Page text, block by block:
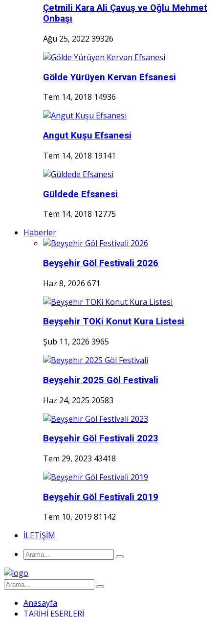
Çetmili Kara Ali Çavuş ve Oğlu Mehmet
Onbaşı
Ağu 25, 2022 39326
Gölde Yürüyen Kervan Efsanesi
Tem 14, 2018 14936
Angut Kuşu Efsanesi
Tem 14, 2018 19141
Güldede Efsanesi
Tem 14, 2018 12775
Haberler
Beyşehir Göl Festivali 2026
Haz 8, 2026 671
Beyşehir TOKi Konut Kura Listesi
Şub 11, 2026 3965
Beyşehir 2025 Göl Festivali
Haz 24, 2025 20583
Beyşehir Göl Festivali 2023
Tem 29, 2023 43418
Beyşehir Göl Festivali 2019
Tem 10, 2019 81142
İLETİŞİM
Anasayfa
TARİHİ ESERLERİ